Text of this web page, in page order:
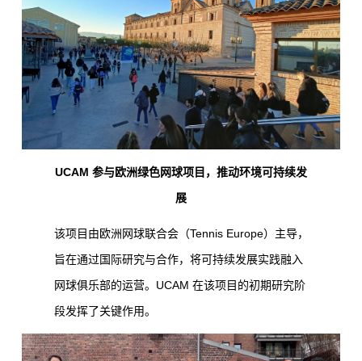
UCAM 参与欧洲绿色网球项目，推动环境可持续发
展
该项目由欧洲网球联合会（Tennis Europe）主导，
旨在通过国际研究与合作，将可持续发展实践融入
网球俱乐部的运营。UCAM 在该项目的初期研究阶
段发挥了关键作用。